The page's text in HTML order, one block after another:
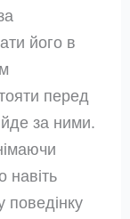
його в
перед
за ними.
навіть
поведінку